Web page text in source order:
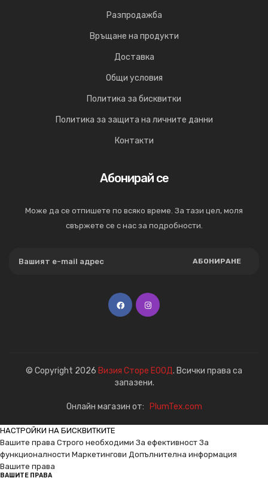
Разпродажба
Връщане на продукти
Доставка
Общи условия
Политика за бисквитки
Политика за защита на личните данни
Контакти
Абонирай се
Може да се отпишете по всяко време. За тази цел, моля
свържете се с нас за подробности.
АБОНИРАНЕ
© Copyright 2026 Визия Сторе ЕООД. Всички права са
запазени.
Онлайн магазин от: PlumTex.com
НАСТРОЙКИ НА БИСКВИТКИТЕ
Вашите права Строго необходими За ефективност За
функционалности Маркетингови Допълнителна информация
Вашите права
ВАШИТЕ ПРАВА